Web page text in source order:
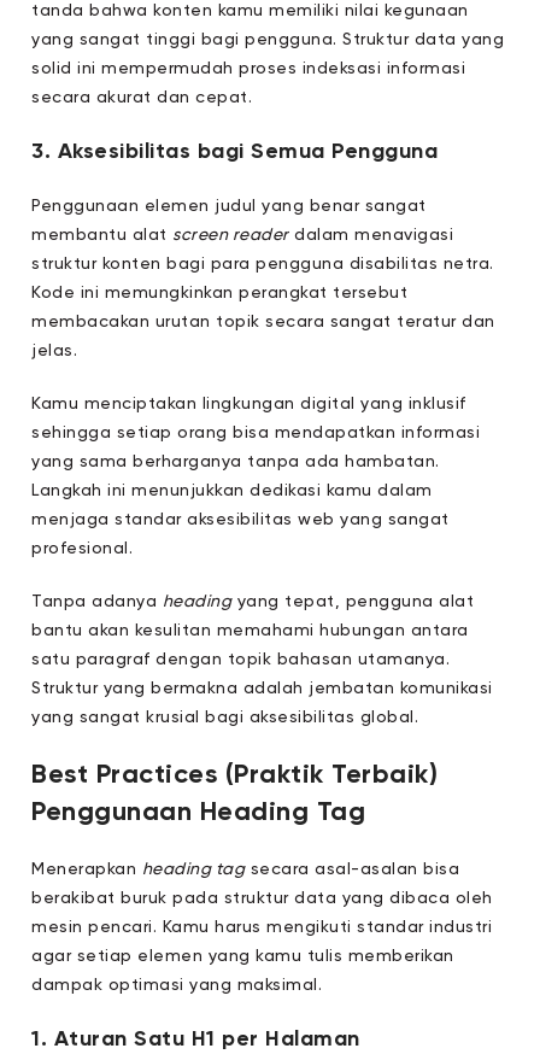
tanda bahwa konten kamu memiliki nilai kegunaan
yang sangat tinggi bagi pengguna. Struktur data yang
solid ini mempermudah proses indeksasi informasi
secara akurat dan cepat.
3. Aksesibilitas bagi Semua Pengguna
Penggunaan elemen judul yang benar sangat
membantu alat screen readerdalam menavigasi
struktur konten bagi para pengguna disabilitas netra.
Kode ini memungkinkan perangkat tersebut
membacakan urutan topik secara sangat teratur dan
jelas.
Kamu menciptakan lingkungan digital yang inklusif
sehingga setiap orang bisa mendapatkan informasi
yang sama berharganya tanpa ada hambatan.
Langkah ini menunjukkan dedikasi kamu dalam
menjaga standar aksesibilitas web yang sangat
profesional.
Tanpa adanya headingyang tepat, pengguna alat
bantu akan kesulitan memahami hubungan antara
satu paragraf dengan topik bahasan utamanya.
Struktur yang bermakna adalah jembatan komunikasi
yang sangat krusial bagi aksesibilitas global.
Best Practices (Praktik Terbaik)
Penggunaan Heading Tag
Menerapkan heading tagsecara asal-asalan bisa
berakibat buruk pada struktur data yang dibaca oleh
mesin pencari. Kamu harus mengikuti standar industri
agar setiap elemen yang kamu tulis memberikan
dampak optimasi yang maksimal.
1. Aturan Satu H1 per Halaman